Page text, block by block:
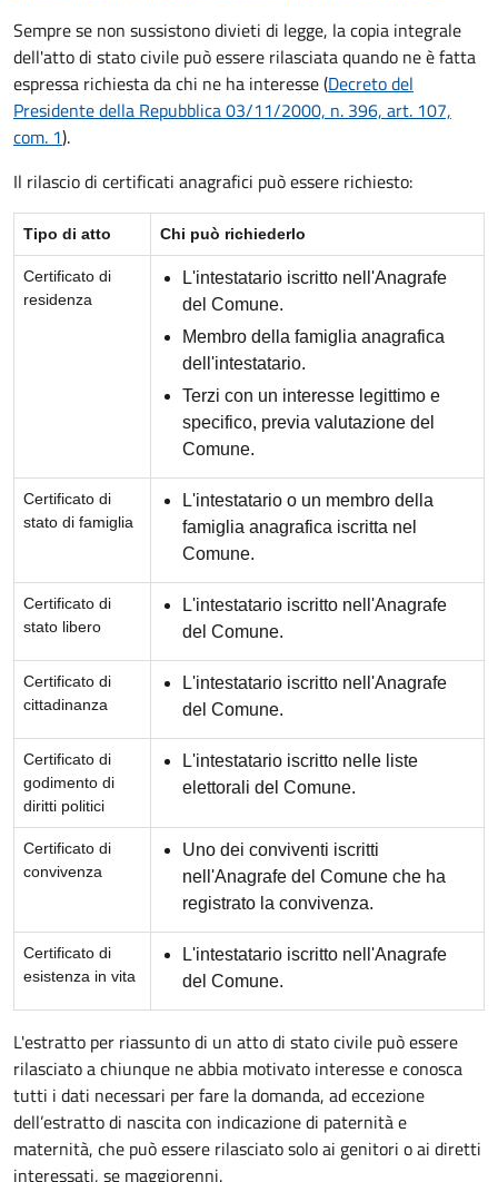
Sempre se non sussistono divieti di legge, la copia integrale
dell'atto di stato civile può essere rilasciata quando ne è fatta
espressa richiesta da chi ne ha interesse (Decreto del
Presidente della Repubblica 03/11/2000, n. 396, art. 107,
com. 1).
Il rilascio di certificati anagrafici può essere richiesto:
Tipo di atto Chi può richiederlo
Certificato di
residenza
L'intestatario iscritto nell'Anagrafe
del Comune.
Membro della famiglia anagrafica
dell'intestatario.
Terzi con un interesse legittimo e
specifico, previa valutazione del
Comune.
Certificato di
stato di famiglia
L'intestatario o un membro della
famiglia anagrafica iscritta nel
Comune.
Certificato di
stato libero
L'intestatario iscritto nell'Anagrafe
del Comune.
Certificato di
cittadinanza
L'intestatario iscritto nell'Anagrafe
del Comune.
Certificato di
godimento di
diritti politici
L'intestatario iscritto nelle liste
elettorali del Comune.
Certificato di
convivenza
Uno dei conviventi iscritti
nell'Anagrafe del Comune che ha
registrato la convivenza.
Certificato di
esistenza in vita
L'intestatario iscritto nell'Anagrafe
del Comune.
L'estratto per riassunto di un atto di stato civile può essere
rilasciato a chiunque ne abbia motivato interesse e conosca
tutti i dati necessari per fare la domanda, ad eccezione
dell’estratto di nascita con indicazione di paternità e
maternità, che può essere rilasciato solo ai genitori o ai diretti
interessati, se maggiorenni.